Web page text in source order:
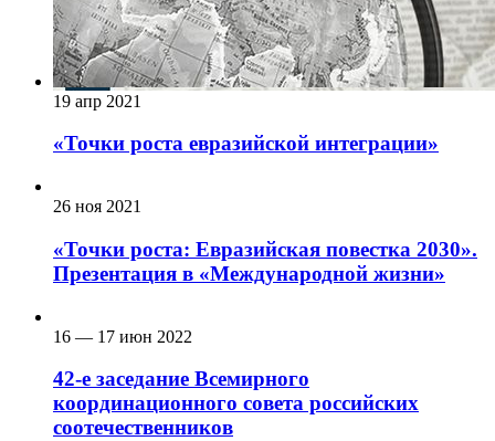
19 апр 2021
«Точки роста евразийской интеграции»
26 ноя 2021
«Точки роста: Евразийская повестка 2030».
Презентация в «Международной жизни»
16 — 17 июн 2022
42-е заседание Всемирного
координационного совета российских
соотечественников